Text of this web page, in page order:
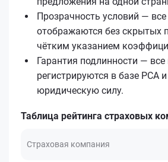
Прозрачность условий —
отображаются без скрытых
чётким указанием
Гарантия подлинности —
регистрируются в базе РСА
юридическую силу.
Таблица рейтинга страховых
Страховая компания